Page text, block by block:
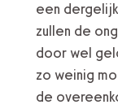
een
zullen de
door wel
zo weinig
de